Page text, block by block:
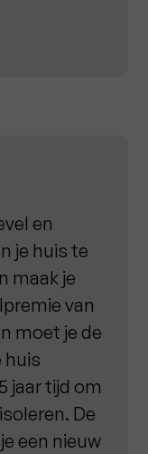
en
je huis te
maak je
van
moet je de
huis
jaar tijd om
De
een nieuw